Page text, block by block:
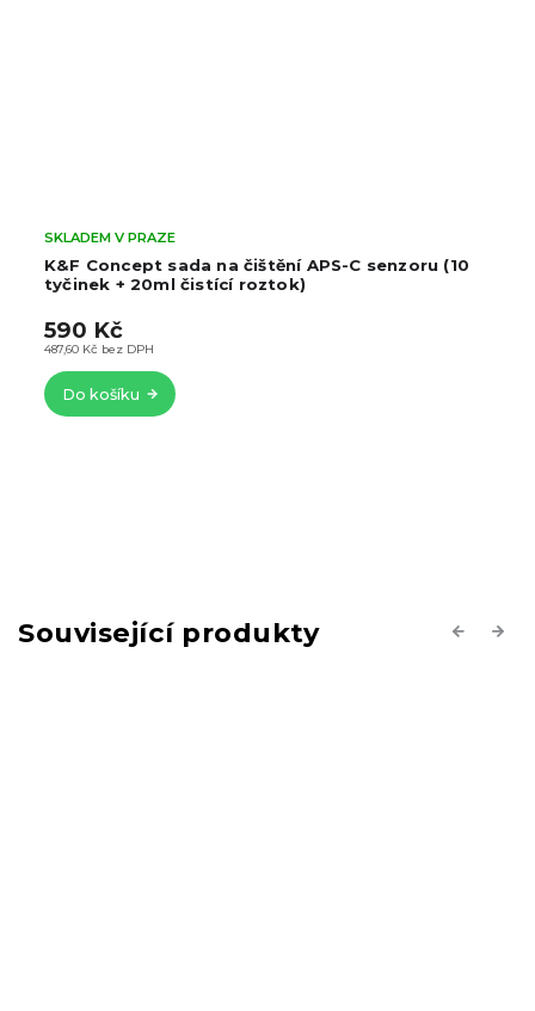
K&F Concept sada na čištění APS-C senzoru (10
tyčinek + 20ml čistící roztok)
SKLADEM V PRAZE
487,60 Kč bez DPH
590 Kč
Do košíku
Související produkty Previous
Next